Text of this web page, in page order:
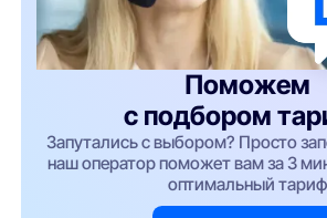
Поможем
с подбором
Запутались с выбором? Просто
наш оператор поможет вам за 3
оптимальный тариф